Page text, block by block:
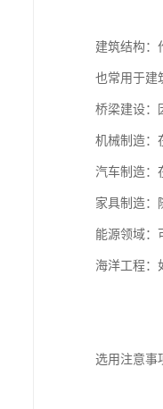
建筑结构：
也常用于建
桥梁建设：
机械制造：
汽车制造：
家具制造：
能源领域：
海洋工程：
选用注意事